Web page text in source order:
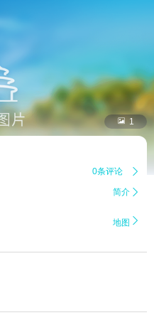
 1
0条评论 
简介 
地图 